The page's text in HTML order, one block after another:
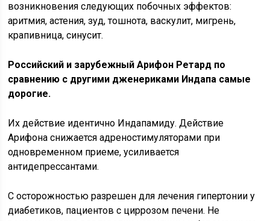
возникновения следующих побочных эффектов:
аритмия, астения, зуд, тошнота, васкулит, мигрень,
крапивница, синусит.
Российский и зарубежный Арифон Ретард по
сравнению с другими дженериками Индапа самые
дорогие.
Их действие идентично Индапамиду. Действие
Арифона снижается адреностимуляторами при
одновременном приеме, усиливается
антидепрессантами.
С осторожностью разрешен для лечения гипертонии у
диабетиков, пациентов с циррозом печени. Не